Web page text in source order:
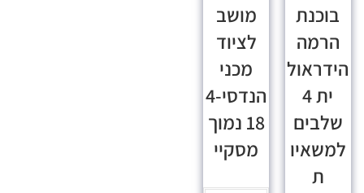
בוכנת
הרמה
הידראול
ית 4
שלבים
למשאיו
ת
מושב
לציוד
מכני
הנדסי-4
18 נמוך
מסקיי